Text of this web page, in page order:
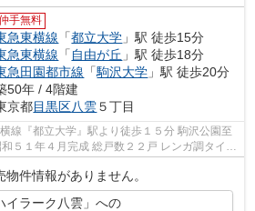
手無料
急東横線 「都立大学 」駅 徒歩15分
急東横線 「自由が丘 」駅 徒歩18分
急田園都市線 「駒沢大学 」駅 徒歩20分
50年 / 4階建
京都目黒区八雲５丁目
低層マンション 管...
物件情報がありません。
イラーク八雲」への